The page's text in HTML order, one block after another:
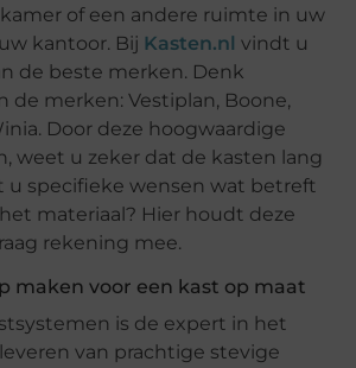
of een andere ruimte in uw
kantoor. Bij Kasten.nl vindt u
de beste merken. Denk
de merken: Vestiplan, Boone,
Door deze hoogwaardige
weet u zeker dat de kasten lang
u specifieke wensen wat betreft
materiaal? Hier houdt deze
rekening mee.
maken voor een kast op maat
is de expert in het
van prachtige stevige